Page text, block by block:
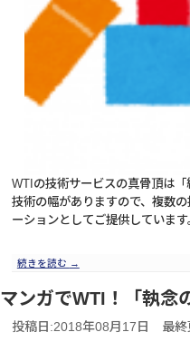
WTIの技術サービスの真骨頂は
技術の幅がありますので、複数
ーションとしてご提供しています
続きを読む →
マンガでWTI！「執念
投稿日:2018年08月17日 最